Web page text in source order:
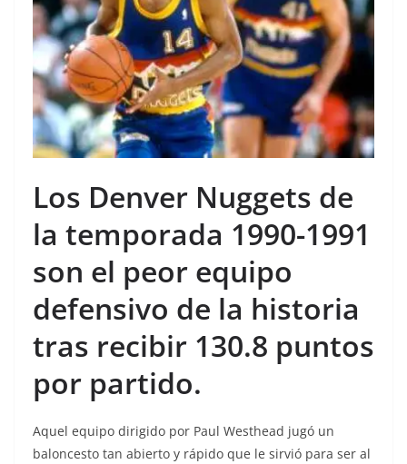
Los Denver Nuggets de
la temporada 1990-1991
son el peor equipo
defensivo de la historia
tras recibir 130.8 puntos
por partido.
Aquel equipo dirigido por Paul Westhead jugó un
baloncesto tan abierto y rápido que le sirvió para ser al